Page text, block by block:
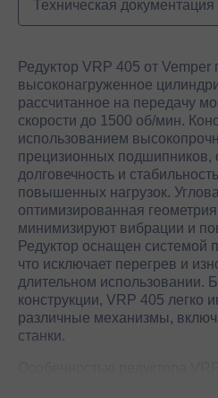
Техническая документация
Редуктор VRP 405 от Vemper
высоконагруженное
рассчитанное на передачу
скорости до 1500 об/мин.
использованием
прецизионных подшипников,
долговечность и
повышенных нагрузок.
оптимизированная
минимизируют вибрации и
Редуктор оснащен системой
что исключает перегрев и
длительном использовании.
конструкции, VRP 405 легко
различные механизмы,
станки.